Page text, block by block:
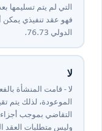
التي لم يتم تسليمها
فهو عقد تنفيذي يمكن
الدولي ⁦37⁩.⁦67⁩.
لا
لا - قامت المنشأة
الموعودة، لذلك يتم
وليس متطلبات العقد